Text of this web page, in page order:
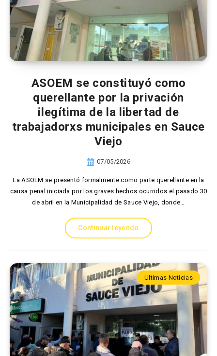
ASOEM se constituyó como
querellante por la privación
ilegítima de la libertad de
trabajadorxs municipales en Sauce
Viejo
07/05/2026
La ASOEM se presentó formalmente como parte querellante en la
causa penal iniciada por los graves hechos ocurridos el pasado 30
de abril en la Municipalidad de Sauce Viejo, donde…
Continuar leyendo
Ultimas Noticias